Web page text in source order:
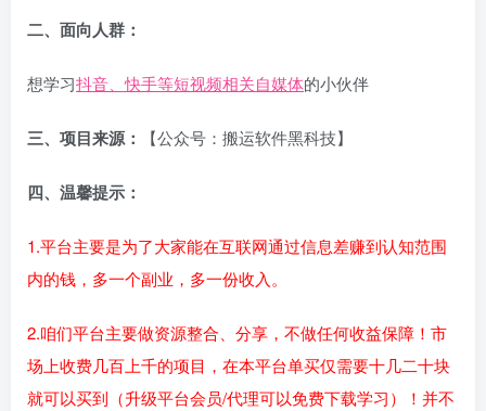
二、面向人群：
想学习抖音、快手等短视频相关自媒体的小伙伴
三、项目来源： 【公众号：搬运软件黑科技】
四、温馨提示：
1.平台主要是为了大家能在互联网通过信息差赚到认知范围
内的钱，多一个副业，多一份收入。
2.咱们平台主要做资源整合、分享，不做任何收益保障！市
场上收费几百上千的项目，在本平台单买仅需要十几二十块
就可以买到（升级平台会员/代理可以免费下载学习）！并不